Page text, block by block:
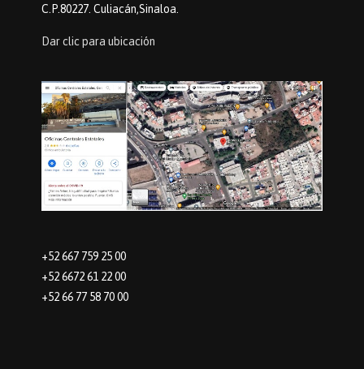
C.P.80227. Culiacán,Sinaloa.
Dar clic para ubicación
+52 667 759 25 00
+52 6672 61 22 00
+52 66 77 58 70 00